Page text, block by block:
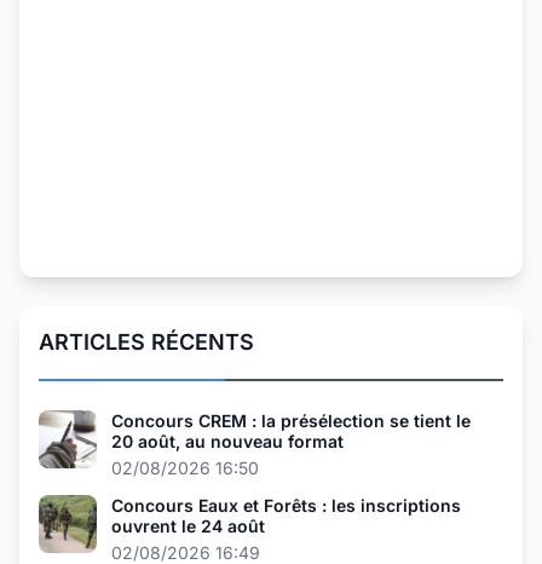
ARTICLES RÉCENTS
Concours CREM : la présélection se tient le
20 août, au nouveau format
02/08/2026 16:50
Concours Eaux et Forêts : les inscriptions
ouvrent le 24 août
02/08/2026 16:49